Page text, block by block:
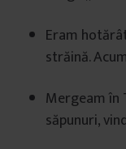
Eram
străină.
Mergeam în
săpunuri,